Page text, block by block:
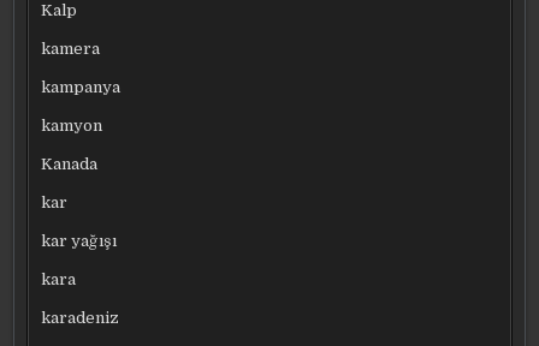
Kalp
kamera
kampanya
kamyon
Kanada
kar
kar yağışı
kara
karadeniz